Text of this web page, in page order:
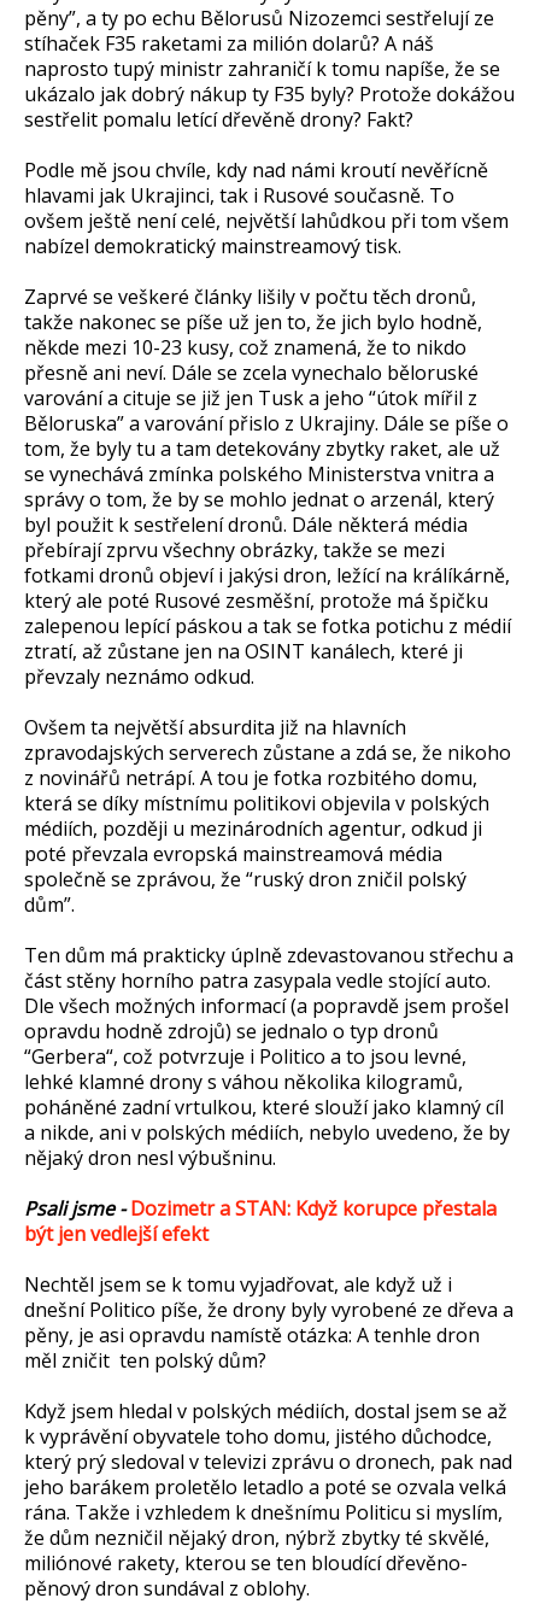
pěny”, a ty po echu Bělorusů Nizozemci sestřelují ze
stíhaček F35 raketami za milión dolarů? A náš
naprosto tupý ministr zahraničí k tomu napíše, že se
ukázalo jak dobrý nákup ty F35 byly? Protože dokážou
sestřelit pomalu letící dřevěně drony? Fakt?
Podle mě jsou chvíle, kdy nad námi kroutí nevěřícně
hlavami jak Ukrajinci, tak i Rusové současně. To
ovšem ještě není celé, největší lahůdkou při tom všem
nabízel demokratický mainstreamový tisk.
Zaprvé se veškeré články lišily v počtu těch dronů,
takže nakonec se píše už jen to, že jich bylo hodně,
někde mezi 10-23 kusy, což znamená, že to nikdo
přesně ani neví. Dále se zcela vynechalo běloruské
varování a cituje se již jen Tusk a jeho “útok mířil z
Běloruska” a varování přislo z Ukrajiny. Dále se píše o
tom, že byly tu a tam detekovány zbytky raket, ale už
se vynechává zmínka polského Ministerstva vnitra a
správy o tom, že by se mohlo jednat o arzenál, který
byl použit k sestřelení dronů. Dále některá média
přebírají zprvu všechny obrázky, takže se mezi
fotkami dronů objeví i jakýsi dron, ležící na králíkárně,
který ale poté Rusové zesměšní, protože má špičku
zalepenou lepící páskou a tak se fotka potichu z médií
ztratí, až zůstane jen na OSINT kanálech, které ji
převzaly neznámo odkud.
Ovšem ta největší absurdita již na hlavních
zpravodajských serverech zůstane a zdá se, že nikoho
z novinářů netrápí. A tou je fotka rozbitého domu,
která se díky místnímu politikovi objevila v polských
médiích, později u mezinárodních agentur, odkud ji
poté převzala evropská mainstreamová média
společně se zprávou, že “ruský dron zničil polský
dům”.
Ten dům má prakticky úplně zdevastovanou střechu a
část stěny horního patra zasypala vedle stojící auto.
Dle všech možných informací (a popravdě jsem prošel
opravdu hodně zdrojů) se jednalo o typ dronů
“Gerbera“, což potvrzuje i Politico a to jsou levné,
lehké klamné drony s váhou několika kilogramů,
poháněné zadní vrtulkou, které slouží jako klamný cíl
a nikde, ani v polských médiích, nebylo uvedeno, že by
nějaký dron nesl výbušninu.
Psali jsme -Dozimetr a STAN: Když korupce přestala
být jen vedlejší efekt
Nechtěl jsem se k tomu vyjadřovat, ale když už i
dnešní Politico píše, že drony byly vyrobené ze dřeva a
pěny, je asi opravdu namístě otázka: A tenhle dron
měl zničit ten polský dům?
Když jsem hledal v polských médiích, dostal jsem se až
k vyprávění obyvatele toho domu, jistého důchodce,
který prý sledoval v televizi zprávu o dronech, pak nad
jeho barákem proletělo letadlo a poté se ozvala velká
rána. Takže i vzhledem k dnešnímu Politicu si myslím,
že dům nezničil nějaký dron, nýbrž zbytky té skvělé,
miliónové rakety, kterou se ten bloudící dřevěno-
pěnový dron sundával z oblohy.